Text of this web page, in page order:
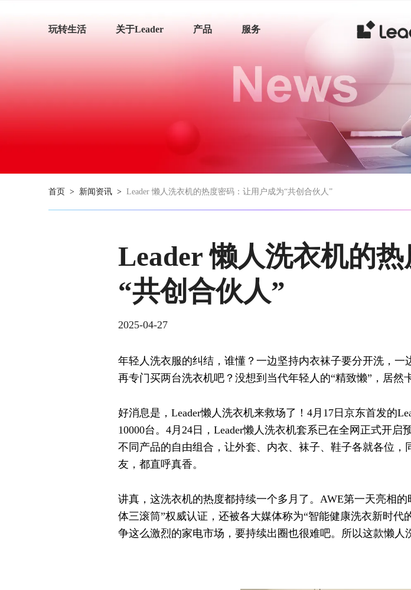
玩转生活 关于Leader 产品 服务
首页> 新闻资讯> Leader 懒人洗衣机的热度密码：让用户成为“共创合伙人”
Leader 懒人洗衣机的
“共创合伙人”
2025-04-27
年轻人洗衣服的纠结，谁懂？一边坚持内衣袜子要分开洗，
再专门买两台洗衣机吧？没想到当代年轻人的“精致懒”，居然
好消息是，Leader懒人洗衣机来救场了！4月17日京东首发的
10000台。4月24日，Leader懒人洗衣机套系已在全网正式开
不同产品的自由组合，让外套、内衣、袜子、鞋子各就各位
友，都直呼真香。
讲真，这洗衣机的热度都持续一个多月了。AWE第一天亮相
体三滚筒”权威认证，还被各大媒体称为“智能健康洗衣新时
争这么激烈的家电市场，要持续出圈也很难吧。所以这款懒人